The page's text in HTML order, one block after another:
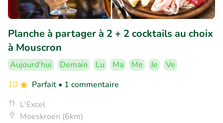
Planche à partager à 2 + 2 cocktails au choix
à Mouscron
Aujourd'hui Demain Lu Ma Me Je
Ve
10
Parfait • 1 commentaire
L'Excel
Moeskroen (6km)